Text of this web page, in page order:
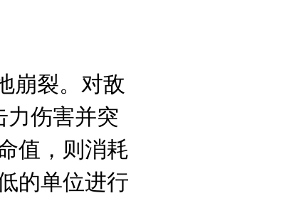
崩裂。对敌
伤害并突
值，则消耗
的单位进行